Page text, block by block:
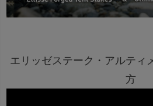
エリッゼステーク・アルティ
方